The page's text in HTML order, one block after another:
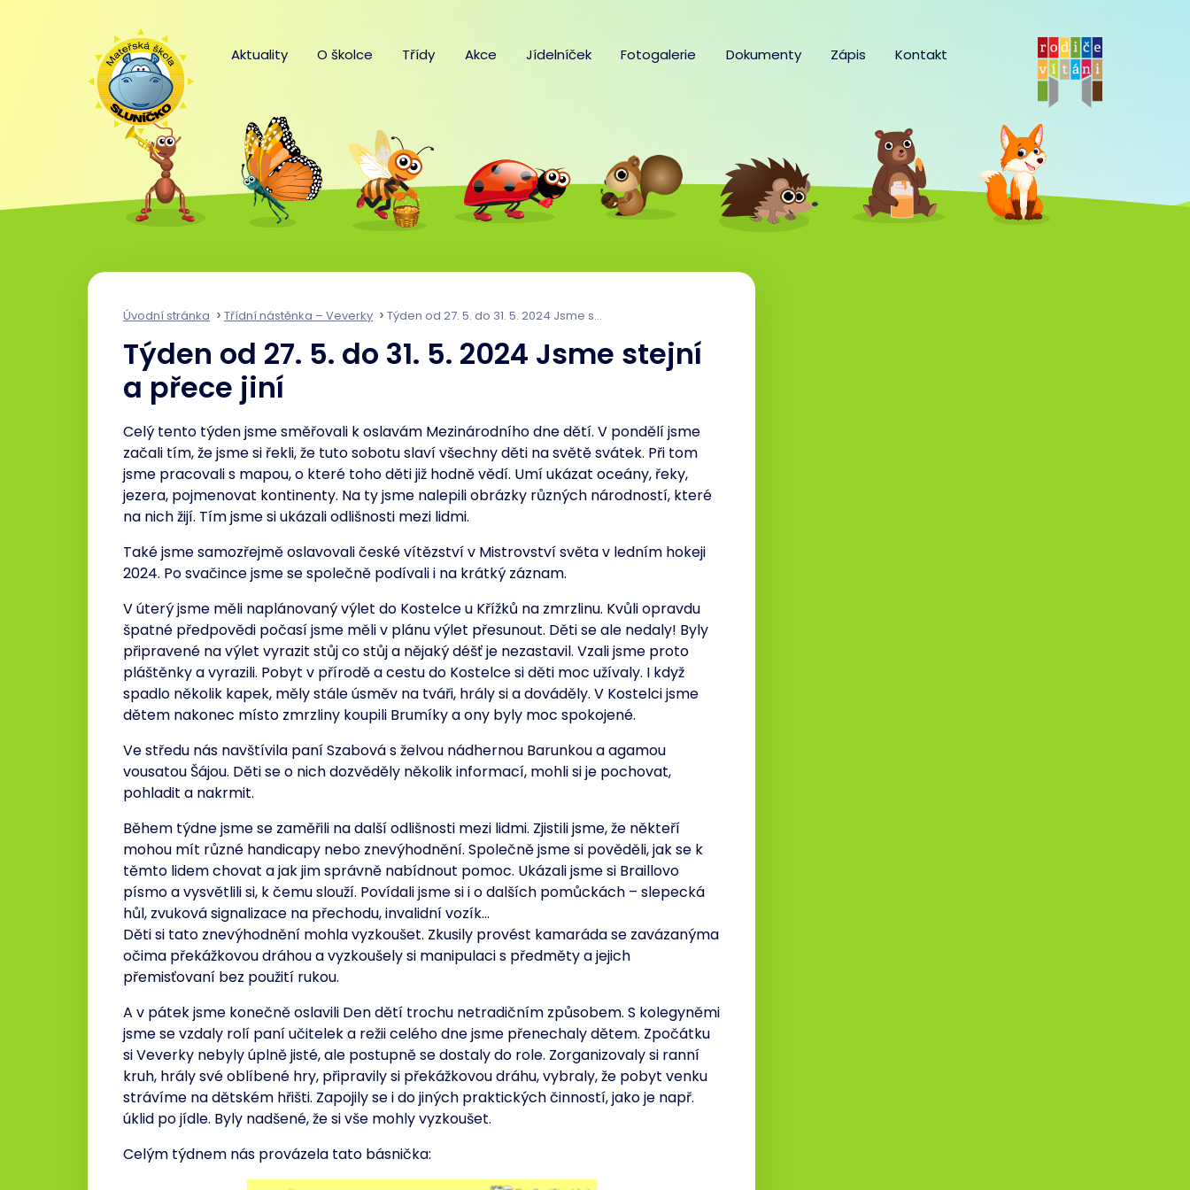
Aktuality O školce Třídy Akce Jídelníček Fotogalerie Dokumenty Zápis Kontakt
Úvodní stránka Třídní nástěnka – Veverky Týden od 27. 5. do 31. 5. 2024 Jsme stejní a přece jiní
Týden od 27. 5. do 31. 5. 2024 Jsme stejní
a přece jiní
Celý tento týden jsme směřovali k oslavám Mezinárodního dne dětí. V pondělí jsme
začali tím, že jsme si řekli, že tuto sobotu slaví všechny děti na světě svátek. Při tom
jsme pracovali s mapou, o které toho děti již hodně vědí. Umí ukázat oceány, řeky,
jezera, pojmenovat kontinenty. Na ty jsme nalepili obrázky různých národností, které
na nich žijí. Tím jsme si ukázali odlišnosti mezi lidmi.
Také jsme samozřejmě oslavovali české vítězství v Mistrovství světa v ledním hokeji
2024. Po svačince jsme se společně podívali i na krátký záznam.
V úterý jsme měli naplánovaný výlet do Kostelce u Křížků na zmrzlinu. Kvůli opravdu
špatné předpovědi počasí jsme měli v plánu výlet přesunout. Děti se ale nedaly! Byly
připravené na výlet vyrazit stůj co stůj a nějaký déšť je nezastavil. Vzali jsme proto
pláštěnky a vyrazili. Pobyt v přírodě a cestu do Kostelce si děti moc užívaly. I když
spadlo několik kapek, měly stále úsměv na tváři, hrály si a dováděly. V Kostelci jsme
dětem nakonec místo zmrzliny koupili Brumíky a ony byly moc spokojené.
Ve středu nás navštívila paní Szabová s želvou nádhernou Barunkou a agamou
vousatou Šájou. Děti se o nich dozvěděly několik informací, mohli si je pochovat,
pohladit a nakrmit.
Během týdne jsme se zaměřili na další odlišnosti mezi lidmi. Zjistili jsme, že někteří
mohou mít různé handicapy nebo znevýhodnění. Společně jsme si pověděli, jak se k
těmto lidem chovat a jak jim správně nabídnout pomoc. Ukázali jsme si Braillovo
písmo a vysvětlili si, k čemu slouží. Povídali jsme si i o dalších pomůckách – slepecká
hůl, zvuková signalizace na přechodu, invalidní vozík…
Děti si tato znevýhodnění mohla vyzkoušet. Zkusily provést kamaráda se zavázanýma
očima překážkovou dráhou a vyzkoušely si manipulaci s předměty a jejich
přemisťovaní bez použití rukou.
A v pátek jsme konečně oslavili Den dětí trochu netradičním způsobem. S kolegyněmi
jsme se vzdaly rolí paní učitelek a režii celého dne jsme přenechaly dětem. Zpočátku
si Veverky nebyly úplně jisté, ale postupně se dostaly do role. Zorganizovaly si ranní
kruh, hrály své oblíbené hry, připravily si překážkovou dráhu, vybraly, že pobyt venku
strávíme na dětském hřišti. Zapojily se i do jiných praktických činností, jako je např.
úklid po jídle. Byly nadšené, že si vše mohly vyzkoušet.
Celým týdnem nás provázela tato básnička: